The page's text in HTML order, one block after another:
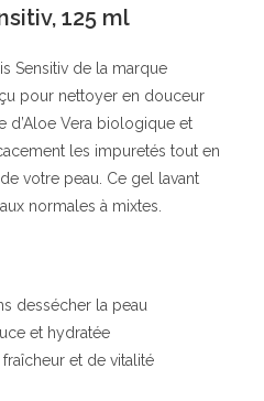
125 ml
Sensitiv de la marque
pour nettoyer en douceur
d’Aloe Vera biologique et
les impuretés tout en
votre peau. Ce gel lavant
normales à mixtes.
dessécher la peau
et hydratée
et de vitalité